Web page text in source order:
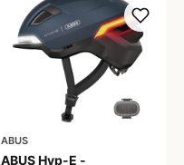
ABUS
ABUS Hyp-E -